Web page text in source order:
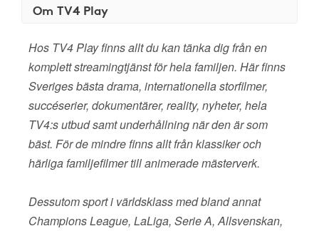
Om TV4 Play
Hos TV4 Play finns allt du kan tänka dig från en
komplett streamingtjänst för hela familjen. Här finns
Sveriges bästa drama, internationella storfilmer,
succéserier, dokumentärer, reality, nyheter, hela
TV4:s utbud samt underhållning när den är som
bäst. För de mindre finns allt från klassiker och
härliga familjefilmer till animerade mästerverk.
Dessutom sport i världsklass med bland annat
Champions League, LaLiga, Serie A, Allsvenskan,